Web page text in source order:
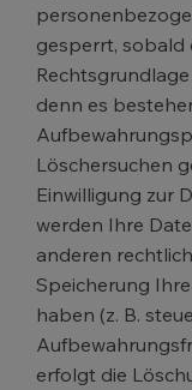
gesperrt, sobald
denn es
Löschersuchen
Einwilligung zur
werden Ihre
anderen
Speicherung
haben (z. B.
erfolgt die